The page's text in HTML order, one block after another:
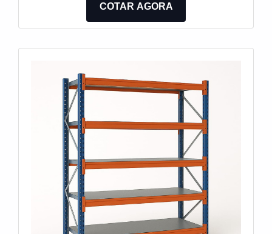
COTAR AGORA